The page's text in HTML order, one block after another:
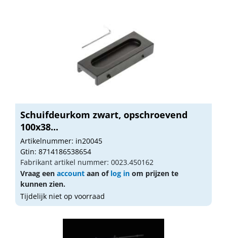
Schuifdeurkom zwart, opschroevend
100x38...
Artikelnummer: in20045
Gtin: 8714186538654
Fabrikant artikel nummer: 0023.450162
Vraag een account aan of log in om prijzen te
kunnen zien.
Tijdelijk niet op voorraad